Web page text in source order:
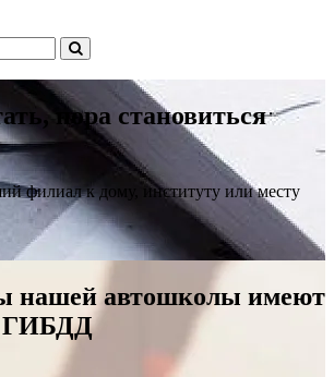
пора становиться
филиал к дому, институту или месту
нашей автошколы имеют
ГИБДД